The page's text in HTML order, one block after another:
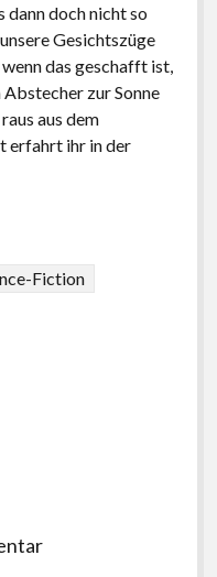
dann doch nicht so
Gesichtszüge
das geschafft ist,
zur Sonne
aus dem
erfahrt ihr in der
Fiction